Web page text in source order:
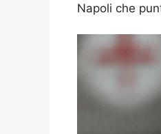
Napoli che